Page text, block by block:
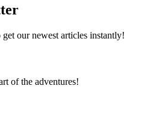
our newest articles instantly!
of the adventures!